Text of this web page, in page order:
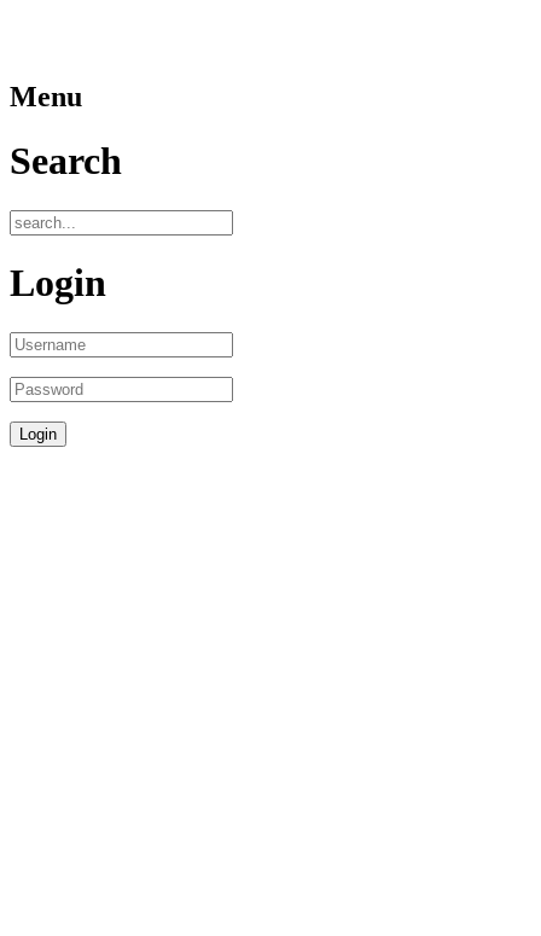
Menu
Search
Login